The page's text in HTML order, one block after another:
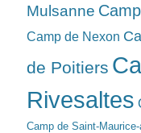
Mulsanne
Camp de Nexon
de Poitiers
Rivesaltes
Camp de Saint-